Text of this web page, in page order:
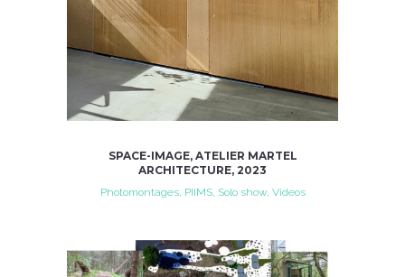
SPACE-IMAGE, ATELIER MARTEL
ARCHITECTURE, 2023
Photomontages, PIIMS, Solo show, Videos